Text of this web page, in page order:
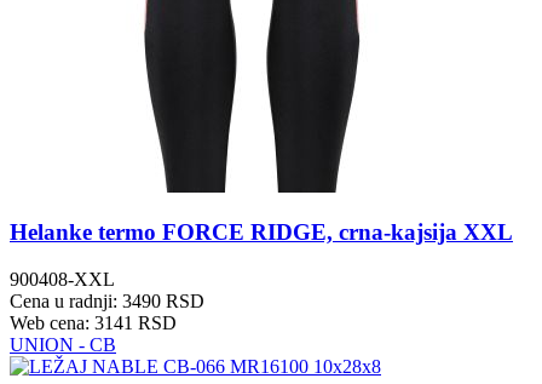
Helanke termo FORCE RIDGE, crna-kajsija XXL
900408-XXL
Cena u radnji: 3490 RSD
Web cena: 3141 RSD
UNION - CB